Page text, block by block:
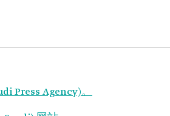
Press Agency)。